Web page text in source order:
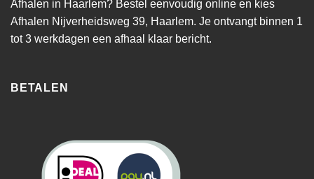
Afhalen in Haarlem? Bestel eenvoudig online en kies
Afhalen Nijverheidsweg 39, Haarlem. Je ontvangt binnen 1
tot 3 werkdagen een afhaal klaar bericht.
BETALEN